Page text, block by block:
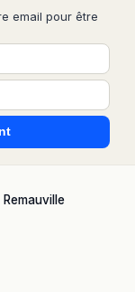
email pour être
Remauville